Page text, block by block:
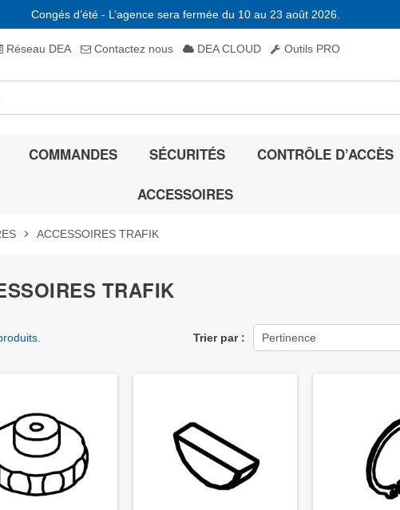
Congés d’été - L’agence sera fermée du 10 au 23 août 2026.
Réseau DEA Contactez nous DEA CLOUD Outils PRO
COMMANDES SÉCURITÉS CONTRÔLE D’ACCÈS
ACCESSOIRES
chevron_right ACCESSOIRES TRAFIK
TRAFIK
Trier par : Pertinence